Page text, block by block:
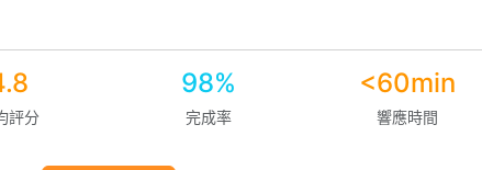
評分
98%
完成率
<60min
響應時間